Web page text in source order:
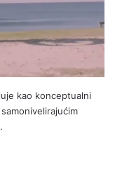
kao konceptualni